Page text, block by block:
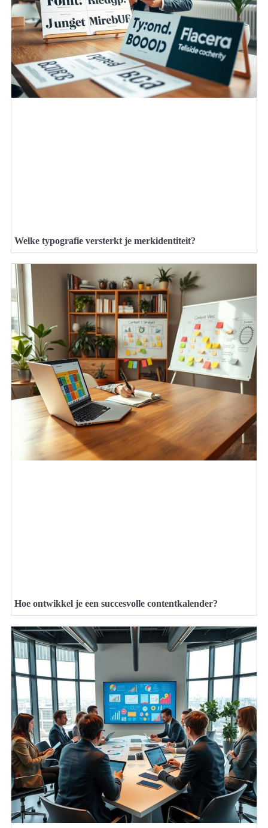
Welke typografie versterkt je merkidentiteit?
Hoe ontwikkel je een succesvolle contentkalender?